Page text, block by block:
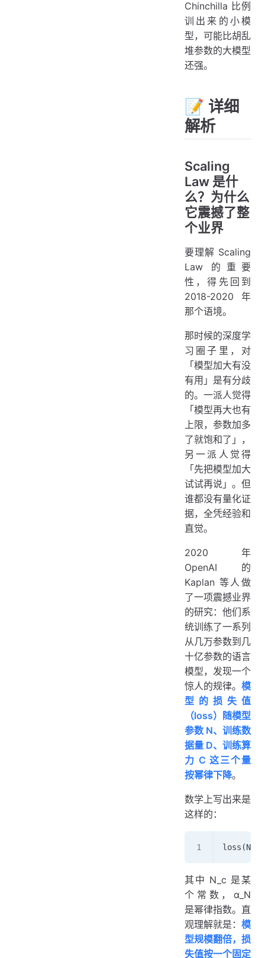
Chinchilla 比例
训出来的小模
型，可能比胡乱
堆参数的大模型
还强。
📝 详细
解析
Scaling
Law 是什
么？为什么
它震撼了整
个业界
要理解 Scaling
Law 的重要
性，得先回到
2018-2020 年
那个语境。
那时候的深度学
习圈子里，对
「模型加大有没
有用」是有分歧
的。一派人觉得
「模型再大也有
上限，参数加多
了就饱和了」，
另一派人觉得
「先把模型加大
试试再说」。但
谁都没有量化证
据，全凭经验和
直觉。
2020 年
OpenAI 的
Kaplan 等人做
了一项震撼业界
的研究：他们系
统训练了一系列
从几万参数到几
十亿参数的语言
模型，发现一个
惊人的规律。 模
型的损失值
（loss）随模型
参数 N、训练数
据量 D、训练算
力 C 这三个量
按幂律下降。
数学上写出来是
这样的：
loss(N)
其中 N_c 是某
个常数，α_N
是幂律指数。直
观理解就是： 模
型规模翻倍，损
失值按一个固定